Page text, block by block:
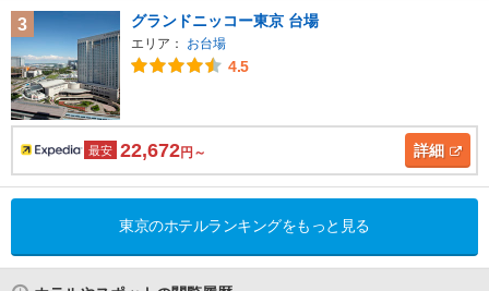
3 グランドニッコー東京 台場
エリア： お台場
4.5
最安 22,672円～ 詳細
東京のホテルランキングをもっと見る